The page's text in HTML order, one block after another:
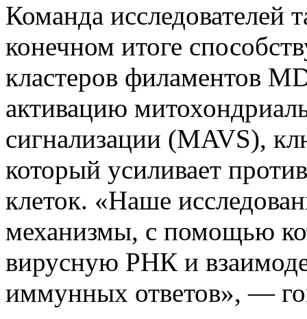
Команда исследователей
конечном итоге
кластеров филаментов
активацию
сигнализации (MAVS),
который усиливает
клеток. «Наше
механизмы, с помощью
вирусную РНК и
иммунных ответов», —